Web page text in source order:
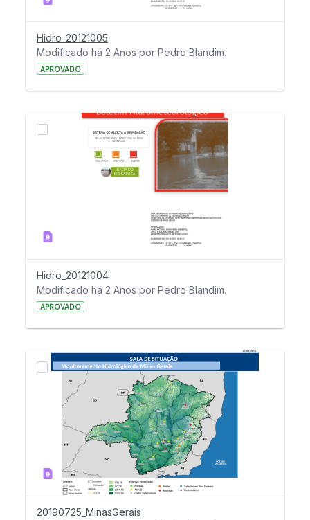
Hidro_20121005
Modificado há 2 Anos por Pedro Blandim.
APROVADO
Hidro_20121004
Modificado há 2 Anos por Pedro Blandim.
APROVADO
20190725_MinasGerais